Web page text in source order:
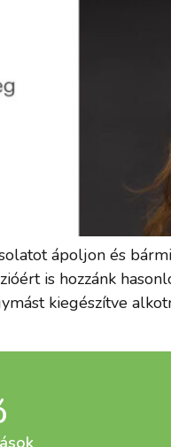
ápoljon és
is hozzánk
kiegészítve